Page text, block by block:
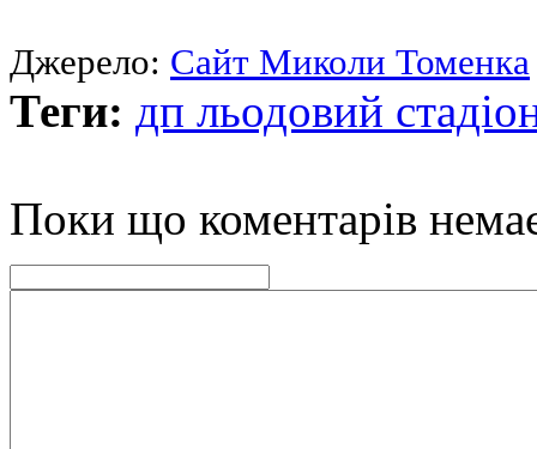
Джерело: Сайт Миколи Томенка
Теги: дп льодовий
Поки що коментарів